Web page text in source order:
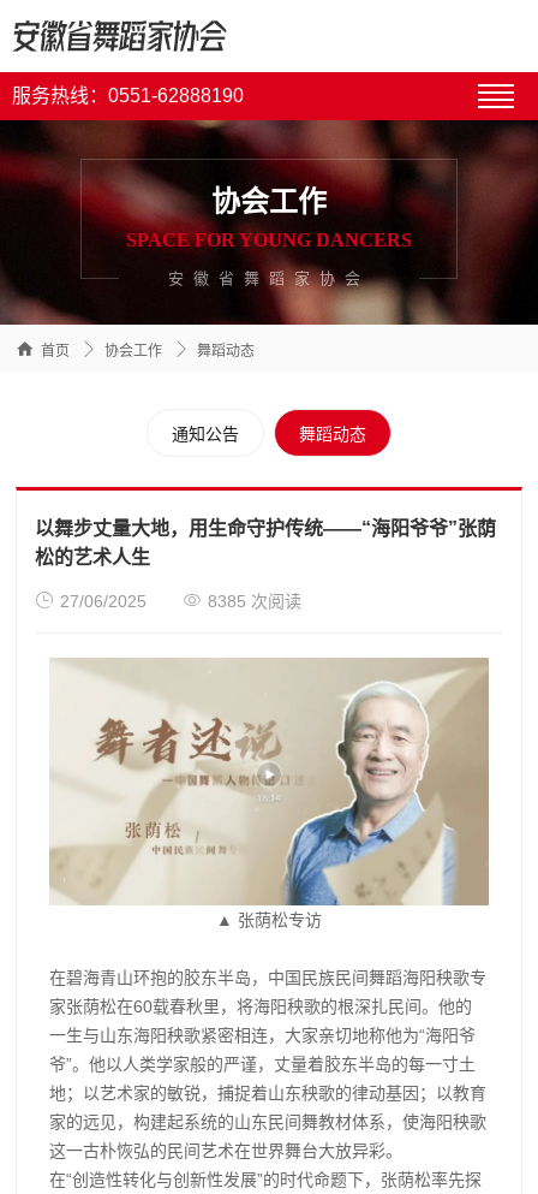
服务热线：0551-62888190
协会工作
SPACE FOR YOUNG DANCERS
安徽省舞蹈家协会
 首页  协会工作  舞蹈动态
通知公告 舞蹈动态
以舞步丈量大地，用生命守护传统——“海阳爷爷”张荫
松的艺术人生
 27/06/2025  8385 次阅读
▲ 张荫松专访
在碧海青山环抱的胶东半岛，中国民族民间舞蹈海阳秧歌专
家张荫松在60载春秋里，将海阳秧歌的根深扎民间。他的
一生与山东海阳秧歌紧密相连，大家亲切地称他为“海阳爷
爷”。他以人类学家般的严谨，丈量着胶东半岛的每一寸土
地；以艺术家的敏锐，捕捉着山东秧歌的律动基因；以教育
家的远见，构建起系统的山东民间舞教材体系，使海阳秧歌
这一古朴恢弘的民间艺术在世界舞台大放异彩。
在“创造性转化与创新性发展”的时代命题下，张荫松率先探